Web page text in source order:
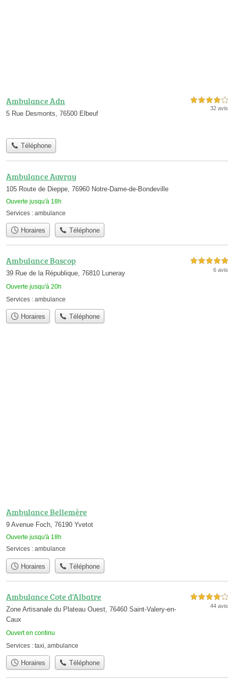
Ambulance Adn
5 Rue Desmonts, 76500 Elbeuf
4,0 étoiles sur 5
32 avis
Téléphone
Ambulance Auvray
105 Route de Dieppe, 76960 Notre-Dame-de-Bondeville
Ouverte jusqu'à 18h
Services : ambulance
Horaires Téléphone
Ambulance Bascop
39 Rue de la République, 76810 Luneray
Ouverte jusqu'à 20h
5,0 étoiles sur 5
6 avis
Services : ambulance
Horaires Téléphone
Ambulance Bellemère
9 Avenue Foch, 76190 Yvetot
Ouverte jusqu'à 18h
Services : ambulance
Horaires Téléphone
Ambulance Cote d'Albatre
Zone Artisanale du Plateau Ouest, 76460 Saint-Valery-en-
Caux
Ouvert en continu
4,0 étoiles sur 5
44 avis
Services : taxi ambulance
Horaires Téléphone